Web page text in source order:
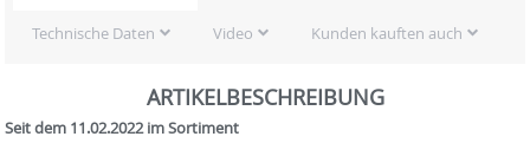
Technische Daten Video Kunden kauften auch
ARTIKELBESCHREIBUNG
Seit dem 11.02.2022 im Sortiment